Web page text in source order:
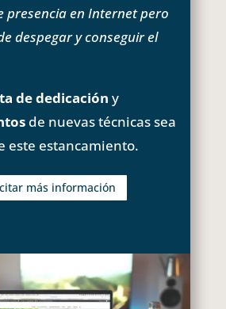
presencia en Internet pero
despegar y conseguir el
de dedicación y
de nuevas técnicas sea
este estancamiento.
más información